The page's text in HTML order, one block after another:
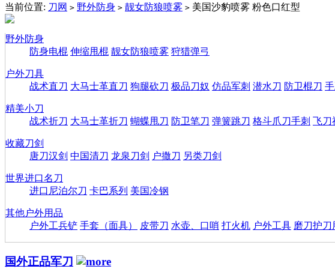
当前位置: 刀网 > 野外防身 > 靓女防狼喷雾 > 美国沙豹喷雾 粉色口红型
野外防身
防身电棍 伸缩甩棍 靓女防狼喷雾 狩猎弹弓
户外刀具
战术直刀 大马士革直刀 狗腿砍刀 极品刀奴 仿品军刺 潜水刀 防卫棍刀
精美小刀
战术折刀 大马士革折刀 蝴蝶甩刀 防卫笔刀 弹簧跳刀 格斗爪刀手刺 飞刀
收藏刀剑
唐刀汉剑 中国清刀 龙泉刀剑 户撒刀 另类刀剑
世界进口名刀
进口尼泊尔刀 卡巴系列 美国冷钢
其他户外用品
户外工兵铲 手套（面具） 皮带刀 水壶、口哨 打火机 户外工具 磨刀护刀
国外正品军刀